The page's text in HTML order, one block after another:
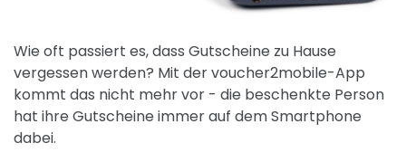
Wie oft passiert es, dass Gutscheine zu Hause
vergessen werden? Mit der voucher2mobile-App
kommt das nicht mehr vor - die beschenkte Person
hat ihre Gutscheine immer auf dem Smartphone
dabei.